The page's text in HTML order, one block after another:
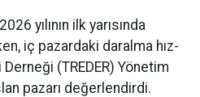
yılının ilk yarısın­da
iç pazardaki daralma hız­
(TREDER) Yönetim
pazarı değerlendirdi.